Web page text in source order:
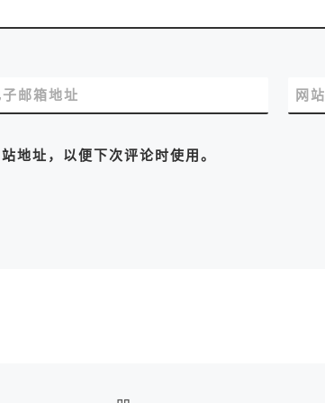
子邮箱地址 网
地址，以便下次评论时使用。